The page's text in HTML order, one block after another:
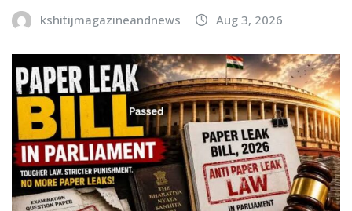
kshitijmagazineandnews Aug 3, 2026